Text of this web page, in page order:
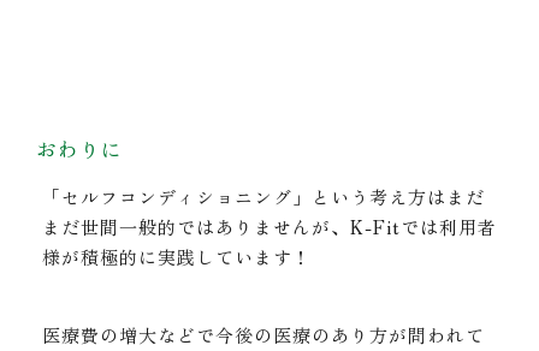
おわりに
「セルフコンディショニング」という考え方はまだ
まだ世間一般的ではありませんが、K-Fitでは利用者
様が積極的に実践しています！
医療費の増大などで今後の医療のあり方が問われて